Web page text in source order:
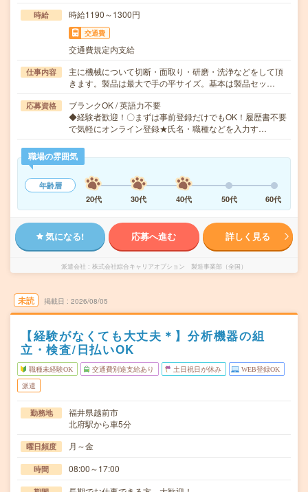
時給 時給1190～1300円
交通費
交通費規定内支給
仕事内容
主に機械について切断・面取り・研磨・洗浄などをして頂
きます。製品は最大で手の平サイズ。基本は製品セッ…
応募資格
ブランクOK / 英語力不要
◆経験者歓迎！〇まずは事前登録だけでもOK！履歴書不要
で気軽にオンライン登録★氏名・職種などを入力す…
職場の雰囲気
年齢層
20代
30代 40代 50代 60代
気になる! 応募へ進む 詳しく見る
派遣会社 株式会社綜合キャリアオプション 製造事業部（全国）
未読 掲載日 2026/08/05
【経験がなくても大丈夫＊】分析機器の組
立・検査/日払いOK
職種未経験OK 交通費別途支給あり 土日祝日が休み WEB登録OK
派遣
勤務地
福井県越前市
北府駅から車5分
曜日頻度 月～金
時間 08:00～17:00